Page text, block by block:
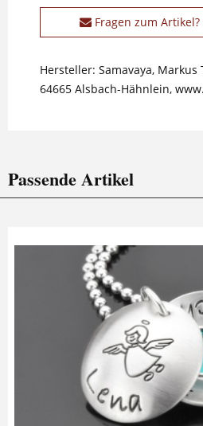
Fragen zum Artikel?
Hersteller: Samavaya,
64665 Alsbach-Hähnlein,
Passende Artikel